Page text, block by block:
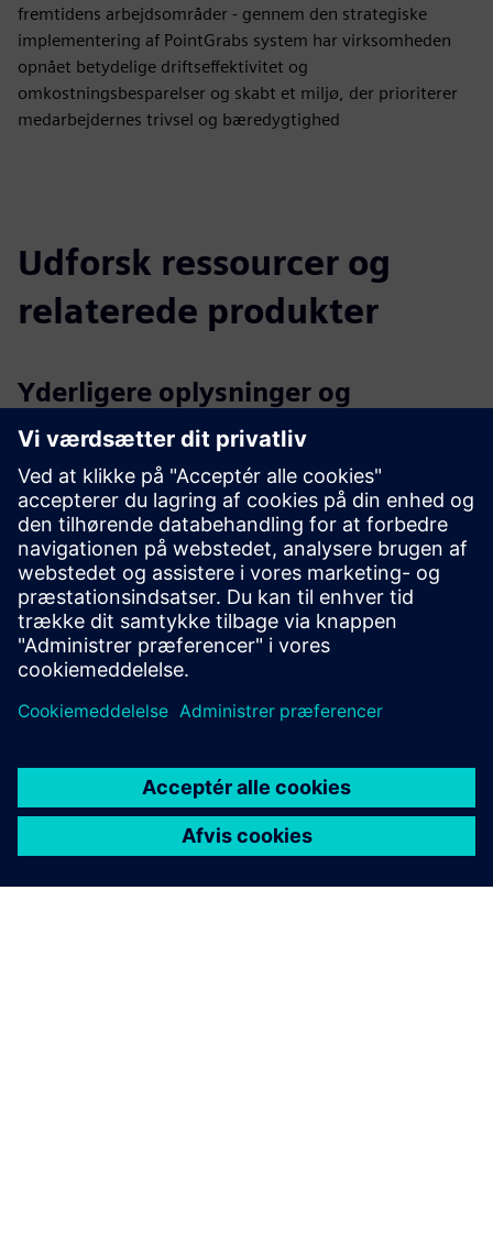
fremtidens arbejdsområder - gennem den strategiske
implementering af PointGrabs system har virksomheden
opnået betydelige driftseffektivitet og
omkostningsbesparelser og skabt et miljø, der prioriterer
medarbejdernes trivsel og bæredygtighed
Udforsk ressourcer og
relaterede produkter
Yderligere oplysninger og
ressourcer
PointGrabs hjemmeside, ressourcer og kontaktformularer
PointGrab LinkedIn-side
Forudsætninger
Grundlæggende netværkskrav - kun udgående porte 8883
og 443 skal åbnes